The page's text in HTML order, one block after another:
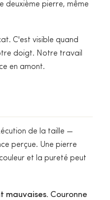
deuxième pierre, même
C'est visible quand
doigt. Notre travail
en amont.
de la taille —
perçue. Une pierre
et la pureté peut
mauvaises. Couronne